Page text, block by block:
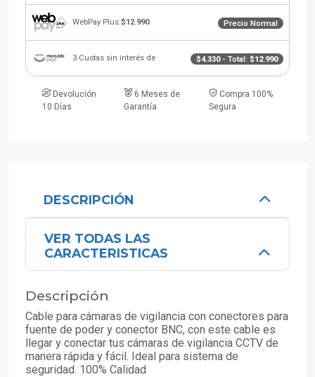
WebPay Plus:$12.990 Precio Normal
3 Cuotas sin interés de $4.330- Total: $12.990
Devolución
10 Días
6 Meses de
Garantía
Compra 100%
Segura
DESCRIPCIÓN
VER TODAS LAS
CARACTERISTICAS
Descripción
Cable para cámaras de vigilancia con conectores para
fuente de poder y conector BNC, con este cable es
llegar y conectar tus cámaras de vigilancia CCTV de
manera rápida y fácil. Ideal para sistema de
seguridad. 100% Calidad